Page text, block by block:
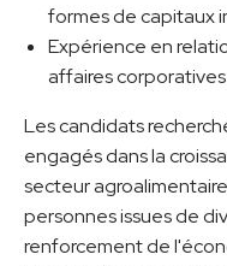
formes de capitaux
Expérience en
affaires
Les candidats
engagés dans la
secteur
personnes issues de
renforcement de